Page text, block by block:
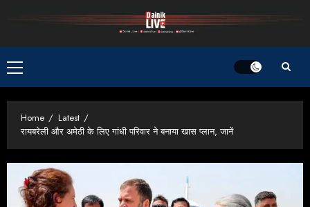
Primary
Menu
Home
Latest
रायबरेली और अमेठी के लिए गांधी परिवार ने बनाया खास प्लान, जानें